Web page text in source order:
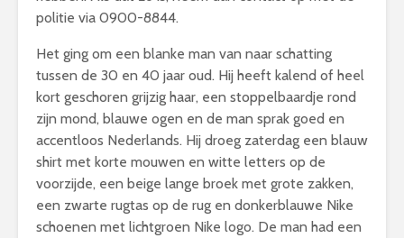
politie via 0900-8844.
Het ging om een blanke man van naar schatting
tussen de 30 en 40 jaar oud. Hij heeft kalend of heel
kort geschoren grijzig haar, een stoppelbaardje rond
zijn mond, blauwe ogen en de man sprak goed en
accentloos Nederlands. Hij droeg zaterdag een blauw
shirt met korte mouwen en witte letters op de
voorzijde, een beige lange broek met grote zakken,
een zwarte rugtas op de rug en donkerblauwe Nike
schoenen met lichtgroen Nike logo. De man had een